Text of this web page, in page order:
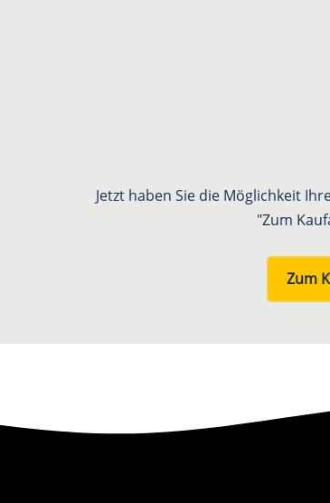
Jetzt haben Sie die Möglichkeit
"Zum
Zum